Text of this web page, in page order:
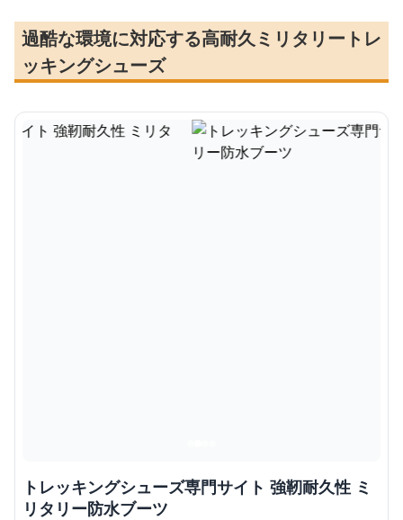
過酷な環境に対応する高耐久ミリタリートレ
ッキングシューズ
トレッキングシューズ専門サイト 強靭耐久性 ミ
リタリー防水ブーツ